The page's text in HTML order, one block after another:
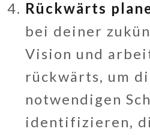
Rückwärts
bei deiner
Vision und
rückwärts, um
notwendigen
identifizieren,